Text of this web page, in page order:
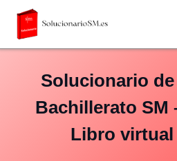
Saltar
contenido
Solucionario
Bachillerato SM
Libro virtual